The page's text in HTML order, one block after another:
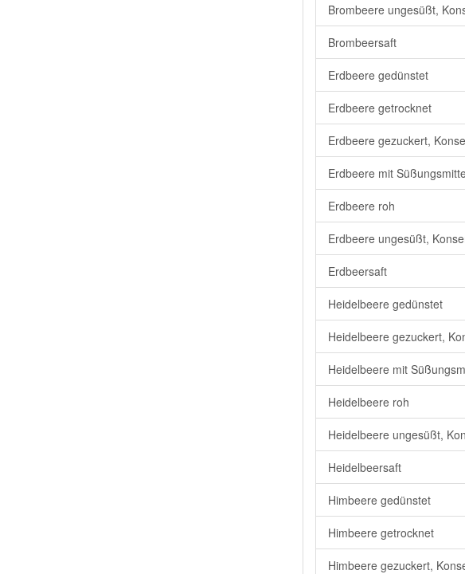
Brombeere ungesüßt,
Brombeersaft
Erdbeere gedünstet
Erdbeere getrocknet
Erdbeere gezuckert,
Erdbeere mit
Erdbeere roh
Erdbeere ungesüßt,
Erdbeersaft
Heidelbeere gedünstet
Heidelbeere gezuckert,
Heidelbeere mit
Heidelbeere roh
Heidelbeere ungesüßt,
Heidelbeersaft
Himbeere gedünstet
Himbeere getrocknet
Himbeere gezuckert,